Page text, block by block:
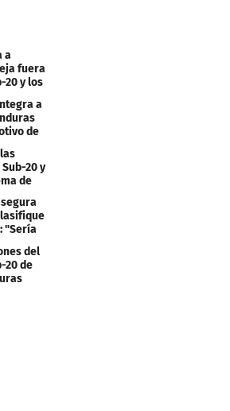
a
fuera
20 y los
a
de
20 y
de
"Sería
del
20 de